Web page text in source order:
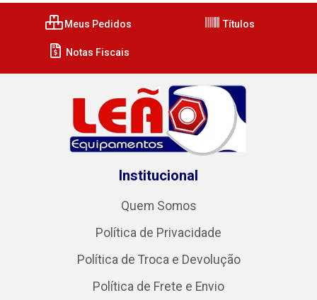
Meus Pedidos Títulos
Notas Fiscais
Institucional
Quem Somos
Política de Privacidade
Política de Troca e Devolução
Política de Frete e Envio